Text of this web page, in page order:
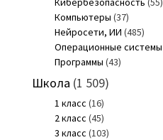
Компьютеры (37)
Нейросети, ИИ (485)
Операционные системы
Программы (43)
Школа (1 509)
1 класс (16)
2 класс (45)
3 класс (103)